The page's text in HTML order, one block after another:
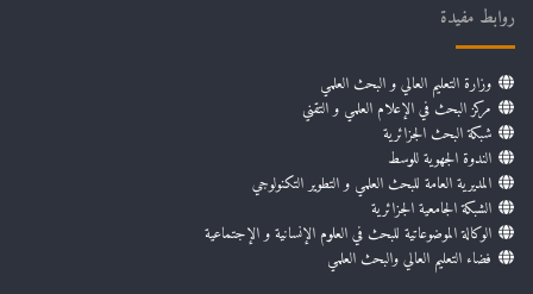
روابط مفيدة
وزارة التعليم العالي و البحث العلمي
مركز البحث في الإعلام العلمي و التقني
شبكة البحث الجزائرية
الندوة الجهوية للوسط
المديرية العامة للبحث العلمي و التطوير التكنولوجي
الشبكة الجامعية الجزائرية
الوكالة الموضوعاتية للبحث في العلوم الإنسانية و الإجتماعية
فضاء التعليم العالي والبحث العلمي